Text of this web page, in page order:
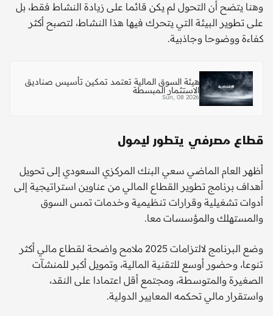
وهنا يتضح أن التحول لم يكن قائما على زيادة النشاط فقط، بل
على تطوير البيئة التي يتحرك فيها هذا النشاط، لتصبح أكثر
كفاءة ووضوحا وجاذبية.
هيئة السوق المالية تعتمد تمكين تأسيس صناديق
الاستثمار المبسطة
Sun, 08 2026
قطاع مصرفي يتطور ليمول
أظهر العام الماضي سعي البنك المركزي السعودي إلى تحويل
أهداف برنامج تطوير القطاع المالي من عناوين استراتيجية إلى
أدوات تشغيلية وقرارات تنظيمية وخدمات تمس السوق
والمستهلك والمؤسسات معا.
وضع البرنامج لالتزامات 2025 ملامح واضحة لقطاع مالي أكثر
تنوعا، وحضور أوسع للتقنية المالية، وتمويل أكبر للمنشآت
الصغيرة والمتوسطة، ومجتمع أقل اعتمادا على النقد،
واستقرار مالي تحكمه المعايير الدولية.